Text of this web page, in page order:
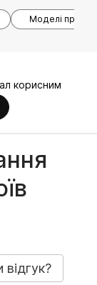
Моделі
корисним
відгук?